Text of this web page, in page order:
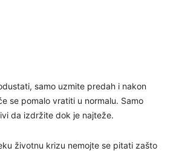
samo uzmite predah i nakon
se pomalo vratiti u normalu. Samo
da izdržite dok je najteže.
životnu krizu nemojte se pitati zašto